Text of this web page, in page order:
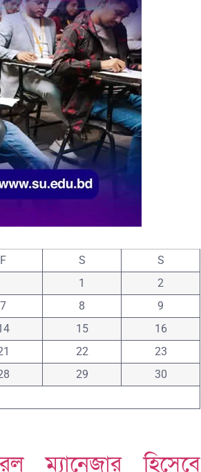
F S
S
1
2
7 8
9
15
16
22
23
29
30
ম্যানেজার হিসেবে